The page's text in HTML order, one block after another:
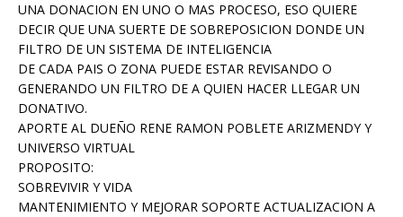
UNA DONACION EN UNO O MAS PROCESO, ESO QUIERE
DECIR QUE UNA SUERTE DE SOBREPOSICION DONDE UN
FILTRO DE UN SISTEMA DE INTELIGENCIA
DE CADA PAIS O ZONA PUEDE ESTAR REVISANDO O
GENERANDO UN FILTRO DE A QUIEN HACER LLEGAR UN
DONATIVO.
APORTE AL DUEÑO RENE RAMON POBLETE ARIZMENDY Y
UNIVERSO VIRTUAL
PROPOSITO:
SOBREVIVIR Y VIDA
MANTENIMIENTO Y MEJORAR SOPORTE ACTUALIZACION A